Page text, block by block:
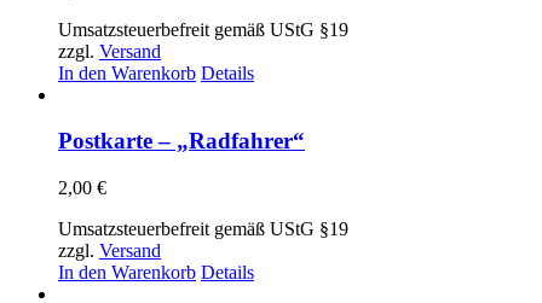
Optionen
können
auf
der
gewählt
werden
Umsatzsteuerbefreit gemäß UStG §19
zzgl. Versand
In den Warenkorb Details
Postkarte – „Radfahrer“
2,00 €
Umsatzsteuerbefreit gemäß UStG §19
zzgl. Versand
In den Warenkorb Details